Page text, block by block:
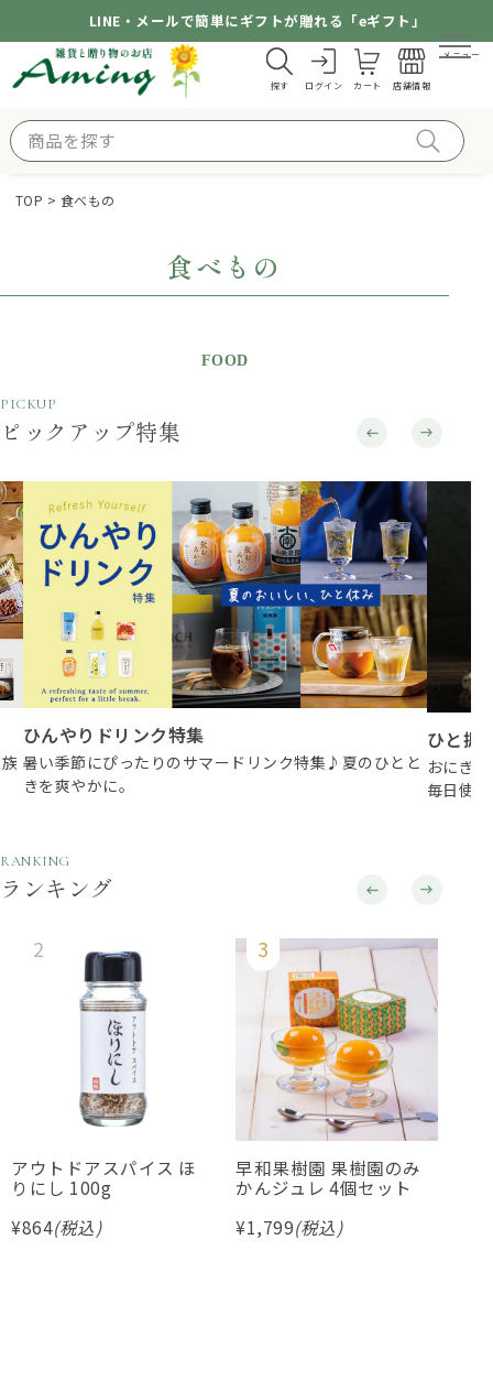
LINE・メールで簡単にギフトが贈れる「eギフト」
探す ログイン カート 店舗情報
メニュー
TOP 食べもの
食べもの
FOOD
PICKUP
ピックアップ特集
ひんやりドリンク特集
暑い季節にぴったりのサマードリンク特集♪夏のひとと
きを爽やかに。
ひと振
おにぎ
毎日使
RANKING
ランキング
アウトドアスパイス ほ
りにし 100g
¥864(税込)
早和果樹園 果樹園のみ
かんジュレ 4個セット
¥1,799(税込)